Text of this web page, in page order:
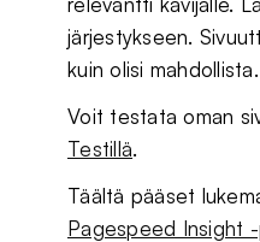
järjestykseen.
kuin olisi mahdollista.
Voit testata oman
Testillä.
Täältä pääset
Pagespeed Insight